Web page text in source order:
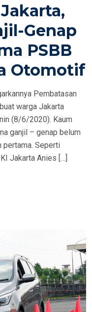
Genap
PSBB
Otomotif
Pembatasan
warga Jakarta
(8/6/2020). Kaum
ganjil – genap belum
pertama. Seperti
Jakarta Anies […]